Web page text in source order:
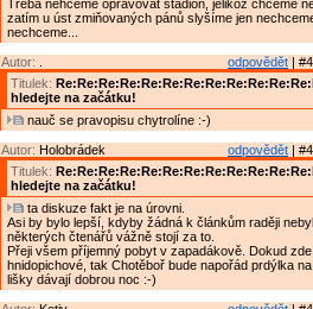
Třeba nehceme opravovat stadion, jelikož chceme
zatím u úst zmiňovaných pánů slyšíme jen
nechceme...
odpovědět |
Autor:
Titulek:
hledejte na začátku!
nauč se pravopisu chytrolíne :-)
odpovědět |
Autor: Holobrádek
Titulek:
hledejte na začátku!
ta diskuze fakt je na úrovni.
Asi by bylo lepší, kdyby žádná k článkům raději
některých čtenářů vážně stojí za to.
Přeji všem příjemný pobyt v zapadákově. Dokud
hnidopichové, tak Chotěboř bude napořád prdýlka
lišky dávají dobrou noc :-)